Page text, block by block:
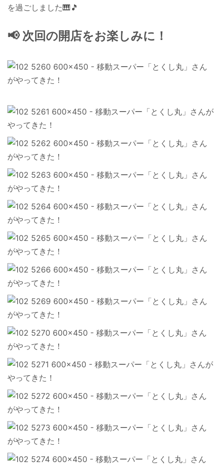
を過ごしました🎹🎵
📢 次回の開店をお楽しみに！